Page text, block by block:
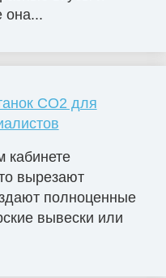
она...
СО2 для
кабинете
вырезают
полноценные
вывески или